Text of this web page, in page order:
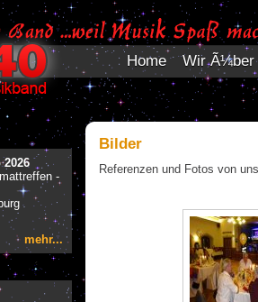
Home Wir Ã¼ber
2026
-
mehr...
Bilder
Referenzen und Fotos von